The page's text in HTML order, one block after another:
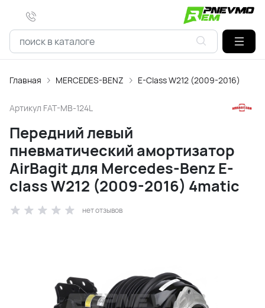
Главная MERCEDES-BENZ E-Class W212 (2009-2016)
Артикул FAT-MB-124L
Передний левый
пневматический амортизатор
AirBagit для Mercedes-Benz E-
class W212 (2009-2016) 4matic
нет отзывов